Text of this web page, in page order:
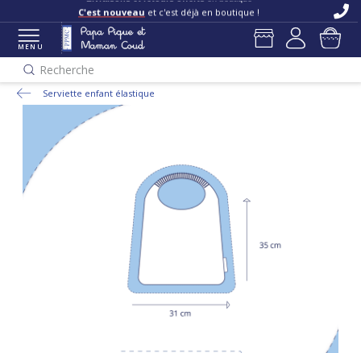
Livraisons et retours offerts en boutique
C'est nouveau et c'est déjà en boutique !
MENU
Recherche
Serviette enfant élastique